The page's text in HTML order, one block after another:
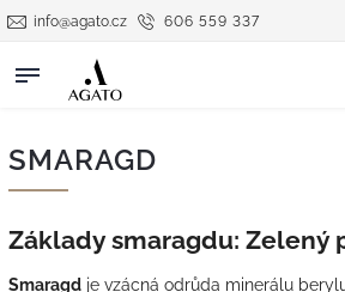
606 559 337
info@agato.cz
SMARAGD
Základy smaragdu: Zelený
Smaragd je vzácná odrůda minerálu